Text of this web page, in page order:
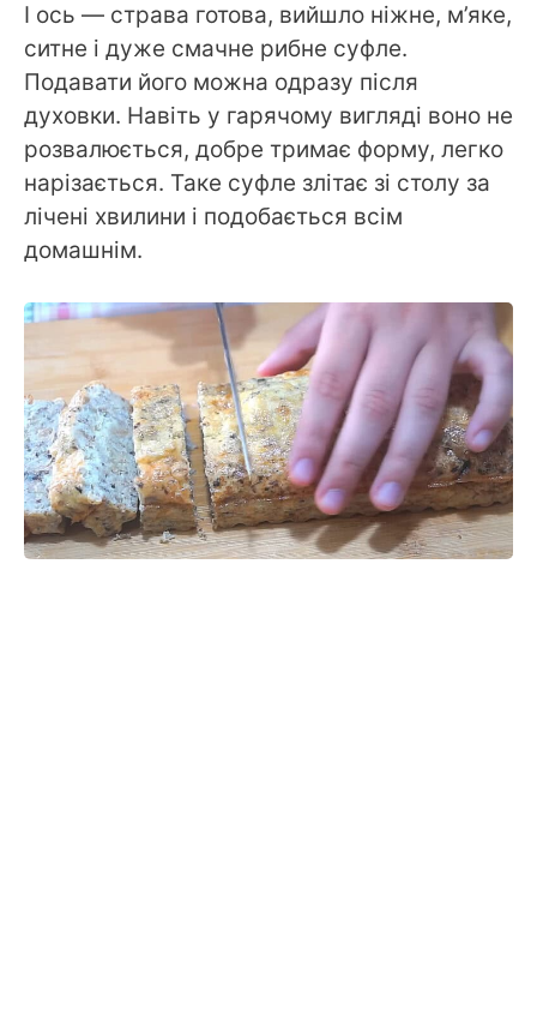
І ось — страва готова, вийшло ніжне, м’яке,
ситне і дуже смачне рибне суфле.
Подавати його можна одразу після
духовки. Навіть у гарячому вигляді воно не
розвалюється, добре тримає форму, легко
нарізається. Таке суфле злітає зі столу за
лічені хвилини і подобається всім
домашнім.